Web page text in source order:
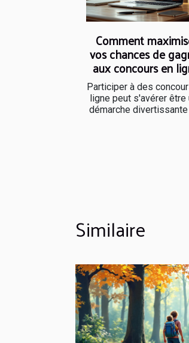
Comment
vos chances de
aux concours en
Participer à des
ligne peut s'avérer être
démarche divertissante
Similaire